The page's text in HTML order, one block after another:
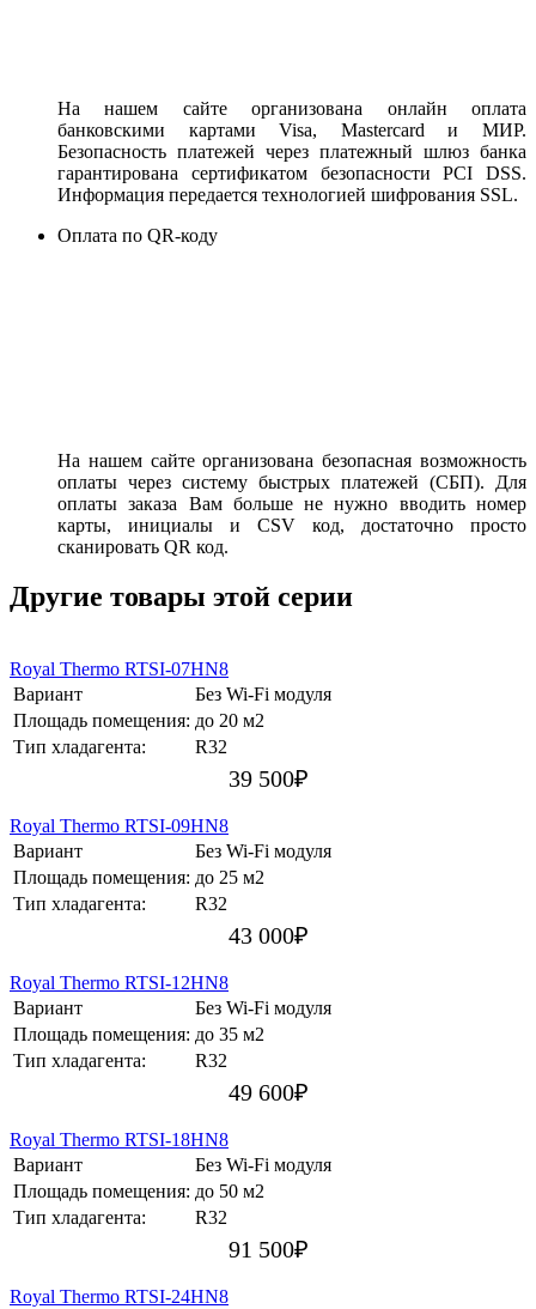
На нашем сайте организована онлайн оплата
банковскими картами Visa, Mastercard и МИР.
Безопасность платежей через платежный шлюз банка
гарантирована сертификатом безопасности PCI DSS.
Информация передается технологией шифрования SSL.
Оплата по QR-коду
На нашем сайте организована безопасная возможность
оплаты через систему быстрых платежей (СБП). Для
оплаты заказа Вам больше не нужно вводить номер
карты, инициалы и CSV код, достаточно просто
сканировать QR код.
Другие товары этой серии
Royal Thermo RTSI-07HN8
Вариант
Без Wi-Fi модуля
Площадь помещения: до 20 м2
Тип хладагента:
R32
39 500₽
Royal Thermo RTSI-09HN8
Вариант
Без Wi-Fi модуля
Площадь помещения: до 25 м2
Тип хладагента:
R32
43 000₽
Royal Thermo RTSI-12HN8
Вариант
Без Wi-Fi модуля
Площадь помещения: до 35 м2
Тип хладагента:
R32
49 600₽
Royal Thermo RTSI-18HN8
Вариант
Без Wi-Fi модуля
Площадь помещения: до 50 м2
Тип хладагента:
R32
91 500₽
Royal Thermo RTSI-24HN8